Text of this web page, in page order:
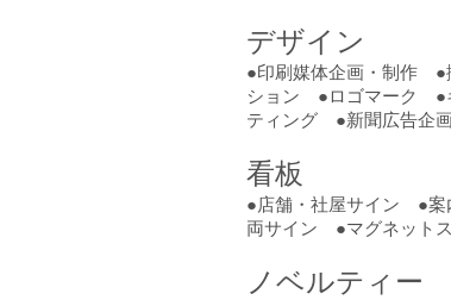
デザイン
●印刷媒体企画・制作
ション ●ロゴマーク ●
ティング ●新聞広告企
看板
●店舗・社屋サイン ●
両サイン ●マグネット
ノベルティー